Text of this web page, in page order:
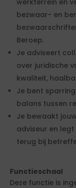
werkterrein en
bezwaar- en
Beroep.
Je adviseert
over juridische
kwaliteit,
Je bent
balans tussen
Je bewaakt
adviseur en
terug bij
Functieschaal
Deze functie is